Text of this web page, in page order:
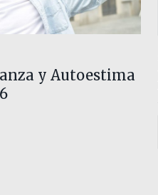
y Autoestima